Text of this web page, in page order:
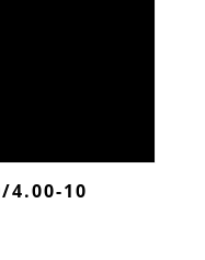
4.00-10